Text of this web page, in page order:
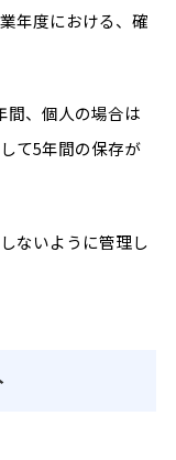
年度における、確
間、個人の場合は
て5年間の保存が
ないように管理し